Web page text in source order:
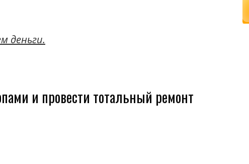
деньги.
и провести тотальный ремонт